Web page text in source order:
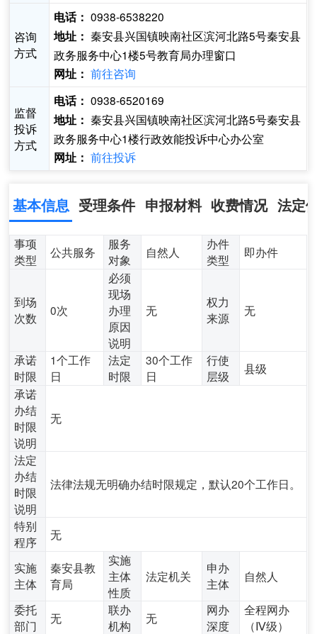
咨询
方式
电话： 0938-6538220
地址： 秦安县兴国镇映南社区滨河北路5号秦安县
政务服务中心1楼5号教育局办理窗口
网址： 前往咨询
监督
投诉
方式
电话： 0938-6520169
地址： 秦安县兴国镇映南社区滨河北路5号秦安县
政务服务中心1楼行政效能投诉中心办公室
网址： 前往投诉
基本信息 受理条件 申报材料 收费情况 法定
事项
类型
公共服务
服务
对象
自然人
办件
类型
即办件
到场
次数
0次
必须
现场
办理
原因
说明
无
权力
来源
无
承诺
时限
1个工作
日
法定
时限
30个工作
日
行使
层级
县级
承诺
办结
时限
说明
无
法定
办结
时限
说明
法律法规无明确办结时限规定，默认20个工作日。
特别
程序
无
实施
主体
秦安县教
育局
实施
主体
性质
法定机关
申办
主体
自然人
委托
部门
无
联办
机构
无
网办
深度
全程网办
（Ⅳ级）